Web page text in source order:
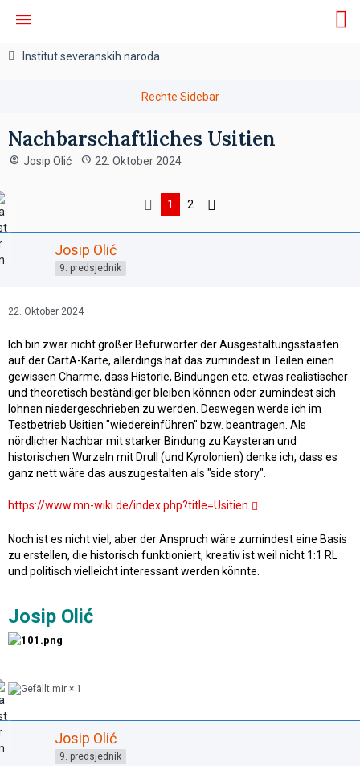
Institut severanskih naroda
Nachbarschaftliches Usitien
Josip Olić 22. Oktober 2024
1 2
Josip Olić
9. predsjednik
22. Oktober 2024
Ich bin zwar nicht großer Befürworter der Ausgestaltungsstaaten
auf der CartA-Karte, allerdings hat das zumindest in Teilen einen
gewissen Charme, dass Historie, Bindungen etc. etwas realistischer
und theoretisch beständiger bleiben können oder zumindest sich
lohnen niedergeschrieben zu werden. Deswegen werde ich im
Testbetrieb Usitien "wiedereinführen" bzw. beantragen. Als
nördlicher Nachbar mit starker Bindung zu Kaysteran und
historischen Wurzeln mit Drull (und Kyrolonien) denke ich, dass es
ganz nett wäre das auszugestalten als "side story".
https://www.mn-wiki.de/index.php?title=Usitien
Noch ist es nicht viel, aber der Anspruch wäre zumindest eine Basis
zu erstellen, die historisch funktioniert, kreativ ist weil nicht 1:1 RL
und politisch vielleicht interessant werden könnte.
Josip Olić
1
Josip Olić
9. predsjednik